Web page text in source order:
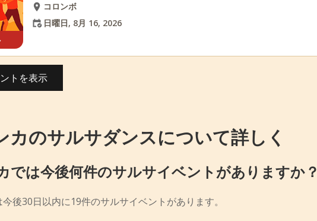
コロンボ
日曜日, 8月 16, 2026
トを表示
カのサルサダンスについて詳しく
では今後何件のサルサイベントがありますか？
後30日以内に19件のサルサイベントがあります。